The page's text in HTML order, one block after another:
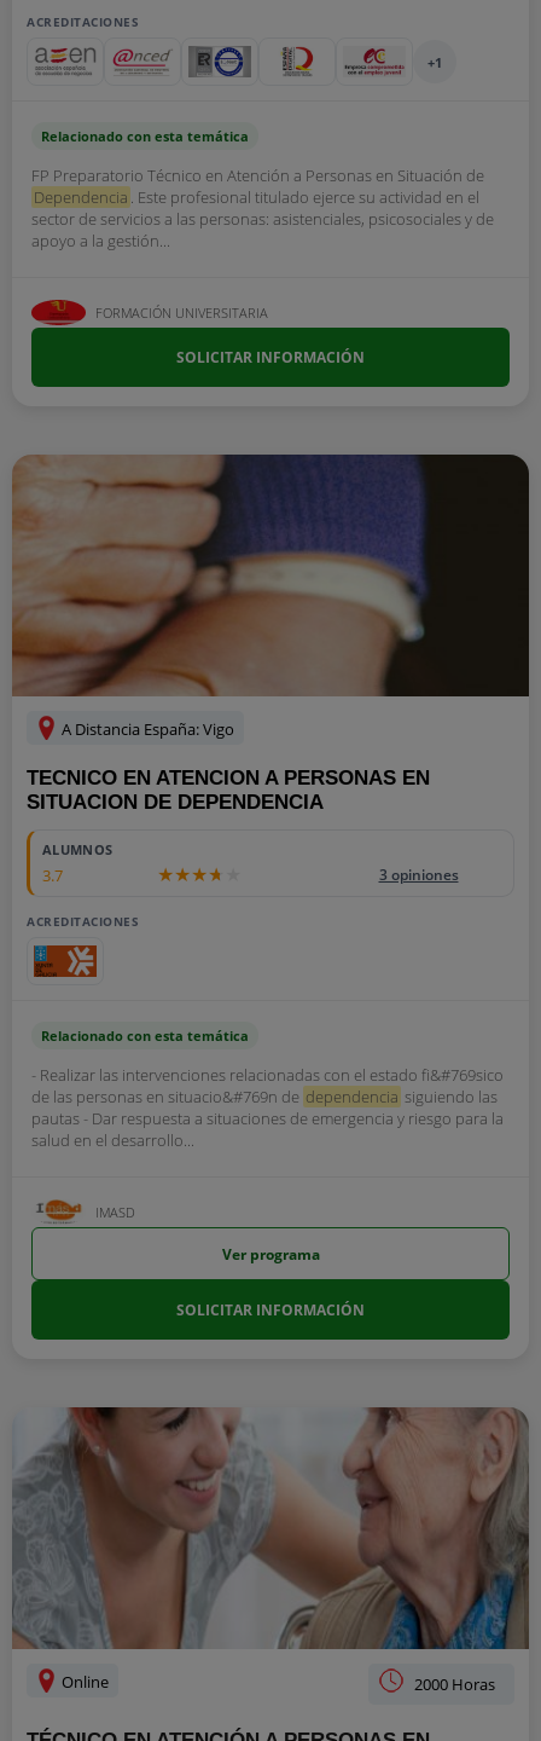
ACREDITACIONES
+1
Relacionado con esta temática
FP Preparatorio Técnico en Atención a Personas en Situación de
Dependencia . Este profesional titulado ejerce su actividad en el
sector de servicios a las personas: asistenciales, psicosociales y de
apoyo a la gestión...
FORMACIÓN UNIVERSITARIA
SOLICITAR INFORMACIÓN
A Distancia España: Vigo
TECNICO EN ATENCION A PERSONAS EN
SITUACION DE DEPENDENCIA
ALUMNOS
3.7 3 opiniones
ACREDITACIONES
Relacionado con esta temática
- Realizar las intervenciones relacionadas con el estado fi&#769sico
de las personas en situacio&#769n de dependencia siguiendo las
pautas - Dar respuesta a situaciones de emergencia y riesgo para la
salud en el desarrollo...
IMASD
Ver programa
SOLICITAR INFORMACIÓN
Online 2000 Horas